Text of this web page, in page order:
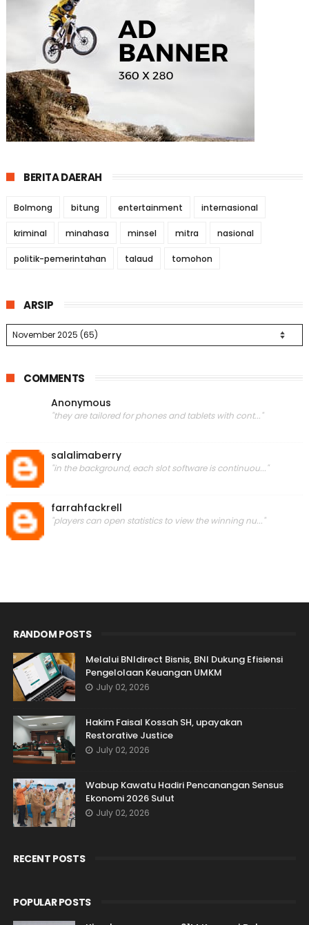
BERITA DAERAH
Bolmong bitung entertainment internasional
kriminal minahasa minsel mitra nasional
politik-pemerintahan talaud tomohon
ARSIP
COMMENTS
Anonymous
"they are tailored for phones and tablets with cont..."
salalimaberry
"in the background, each slot software is continuou..."
farrahfackrell
"players can open statistics to view the winning nu..."
RANDOM POSTS
Melalui BNIdirect Bisnis, BNI Dukung Efisiensi
Pengelolaan Keuangan UMKM
July 02, 2026
Hakim Faisal Kossah SH, upayakan
Restorative Justice
July 02, 2026
Wabup Kawatu Hadiri Pencanangan Sensus
Ekonomi 2026 Sulut
July 02, 2026
RECENT POSTS
POPULAR POSTS